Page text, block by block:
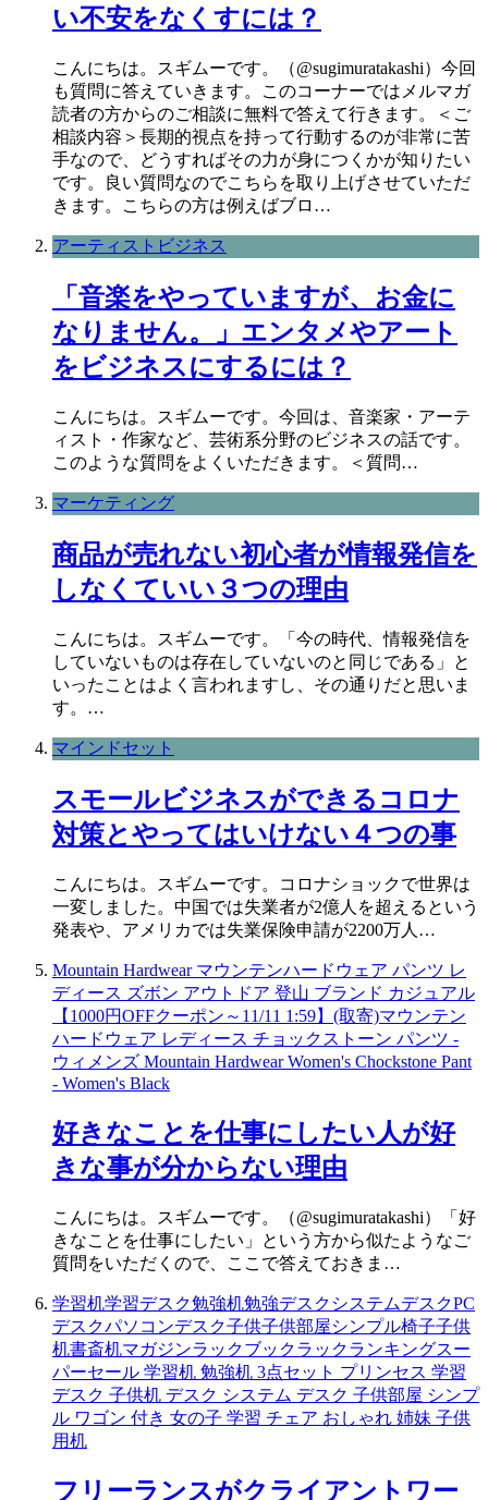
い不安をなくすには？
こんにちは。スギムーです。（@sugimuratakashi）今回
も質問に答えていきます。このコーナーではメルマガ
読者の方からのご相談に無料で答えて行きます。＜ご
相談内容＞長期的視点を持って行動するのが非常に苦
手なので、どうすればその力が身につくかが知りたい
です。良い質問なのでこちらを取り上げさせていただ
きます。こちらの方は例えばブロ…
アーティストビジネス
「音楽をやっていますが、お金に
なりません。」エンタメやアート
をビジネスにするには？
こんにちは。スギムーです。今回は、音楽家・アーテ
ィスト・作家など、芸術系分野のビジネスの話です。
このような質問をよくいただきます。＜質問…
マーケティング
商品が売れない初心者が情報発信を
しなくていい３つの理由
こんにちは。スギムーです。「今の時代、情報発信を
していないものは存在していないのと同じである」と
いったことはよく言われますし、その通りだと思いま
す。…
マインドセット
スモールビジネスができるコロナ
対策とやってはいけない４つの事
こんにちは。スギムーです。コロナショックで世界は
一変しました。中国では失業者が2億人を超えるという
発表や、アメリカでは失業保険申請が2200万人…
Mountain Hardwear マウンテンハードウェア パンツ レ
ディース ズボン アウトドア 登山 ブランド カジュアル
【1000円OFFクーポン～11/11 1:59】(取寄)マウンテン
ハードウェア レディース チョックストーン パンツ -
ウィメンズ Mountain Hardwear Women's Chockstone Pant
- Women's Black
好きなことを仕事にしたい人が好
きな事が分からない理由
こんにちは。スギムーです。（@sugimuratakashi）「好
きなことを仕事にしたい」という方から似たようなご
質問をいただくので、ここで答えておきま…
学習机学習デスク勉強机勉強デスクシステムデスクPC
デスクパソコンデスク子供子供部屋シンプル椅子子供
机書斎机マガジンラックブックラックランキングスー
パーセール 学習机 勉強机 3点セット プリンセス 学習
デスク 子供机 デスク システム デスク 子供部屋 シンプ
ル ワゴン 付き 女の子 学習 チェア おしゃれ 姉妹 子供
用机
フリーランスがクライアントワー